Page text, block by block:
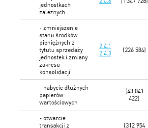
jednostkach
zależnych
- zmniejszenie
stanu środków
pieniężnych z
tytułu sprzedaży
jednostek i zmiany
zakresu
konsolidacji
2.4.1
2.4.3
(226 584)
- nabycie dłużnych
papierów
wartościowych
(43 041
422)
- otwarcie
transakcji z
(312 954